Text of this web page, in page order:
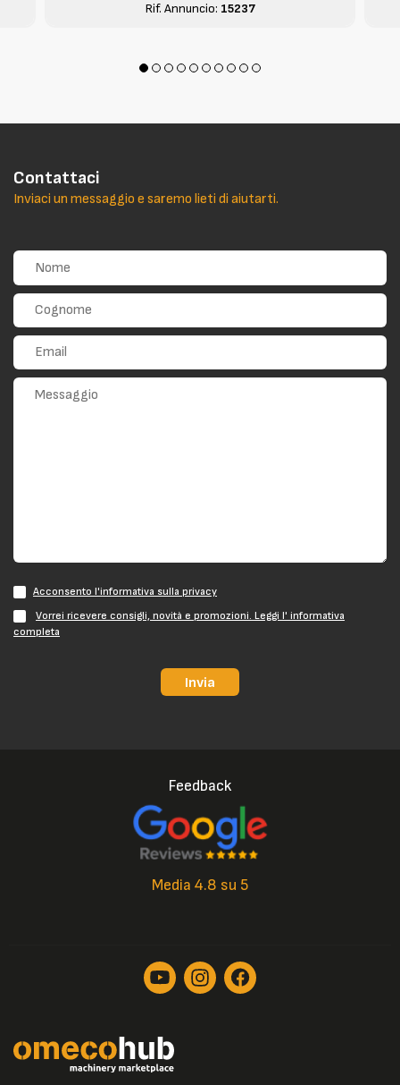
Rif. Annuncio: 15237
Contattaci
Inviaci un messaggio e saremo lieti di aiutarti.
Acconsento l'informativa sulla privacy
Vorrei ricevere consigli, novità e promozioni. Leggi l' informativa
completa
Invia
Feedback
Media 4.8 su 5